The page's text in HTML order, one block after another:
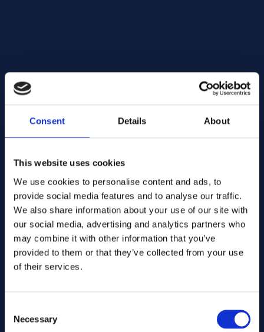
Consent Details About
This website uses cookies
We use cookies to personalise content and ads, to
provide social media features and to analyse our traffic.
We also share information about your use of our site with
our social media, advertising and analytics partners who
may combine it with other information that you’ve
provided to them or that they’ve collected from your use
of their services.
Selection
Necessary
1980s